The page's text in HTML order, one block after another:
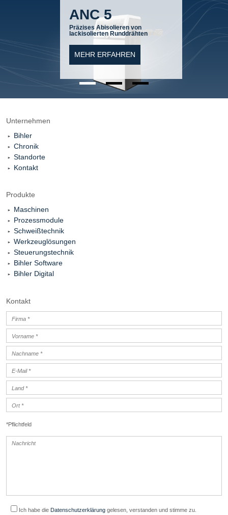
Planbar
Beschichtungskalender für
kürzeste Lieferzeiten
MEHR ERFAHREN
Unternehmen
Bihler
Chronik
Standorte
Kontakt
Produkte
Maschinen
Prozessmodule
Schweißtechnik
Werkzeuglösungen
Steuerungstechnik
Bihler Software
Bihler Digital
Kontakt
*Pflichtfeld
Ich habe die Datenschutzerklärunggelesen, verstanden und stimme zu.